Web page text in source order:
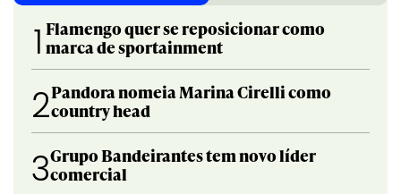
1 Flamengo quer se reposicionar como
marca de sportainment
2Pandora nomeia Marina Cirelli como
country head
3Grupo Bandeirantes tem novo líder
comercial